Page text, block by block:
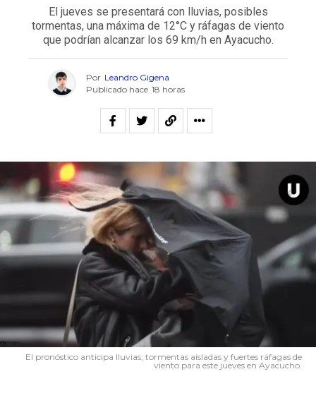
El jueves se presentará con lluvias, posibles
tormentas, una máxima de 12°C y ráfagas de viento
que podrían alcanzar los 69 km/h en Ayacucho.
Por Leandro Gigena
Publicado hace 18 horas
El pronóstico anticipa lluvias, tormentas aisladas y fuertes ráfagas de
viento para este jueves en Ayacucho.